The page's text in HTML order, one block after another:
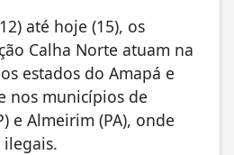
até hoje (15), os
Calha Norte atuam na
estados do Amapá e
nos municípios de
e Almeirim (PA), onde